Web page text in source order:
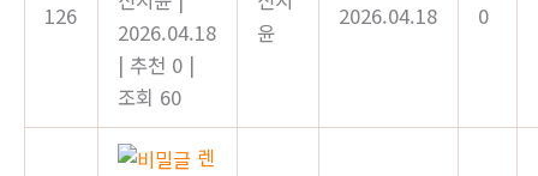
126
2026.04.18
| 추천 0 |
조회 60
윤
2026.04.18 0
렌